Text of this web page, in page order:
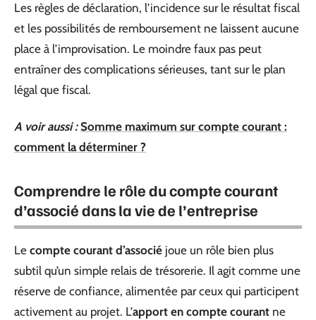
Les règles de déclaration, l’incidence sur le résultat fiscal
et les possibilités de remboursement ne laissent aucune
place à l’improvisation. Le moindre faux pas peut
entraîner des complications sérieuses, tant sur le plan
légal que fiscal.
A voir aussi : Somme maximum sur compte courant :
comment la déterminer ?
Comprendre le rôle du compte courant
d’associé dans la vie de l’entreprise
Le compte courant d’associé joue un rôle bien plus
subtil qu’un simple relais de trésorerie. Il agit comme une
réserve de confiance, alimentée par ceux qui participent
activement au projet. L’apport en compte courant ne